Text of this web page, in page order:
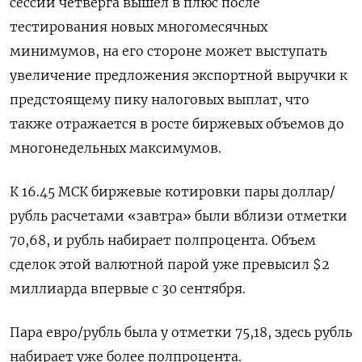
тестирования новых многомесячных
минимумов, на его стороне может выступать
увеличение предложения экспортной выручки к
предстоящему пику налоговых выплат, что
также отражается в росте биржевых объемов до
многонедельных максимумов.
К 16.45 МСК биржевые котировки пары доллар/
рубль расчетами «завтра» были вблизи отметки
70,68, и рубль набирает полпроцента. Объем
сделок этой валютной парой уже превысил $2
миллиарда впервые с 30 сентября.
Пара евро/рубль была у отметки 75,18, здесь рубль
набирает уже более полпроцента.